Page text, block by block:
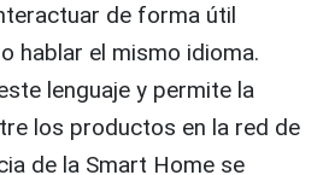
de forma útil
hablar el mismo idioma.
lenguaje y permite la
los productos en la red de
de la Smart Home se